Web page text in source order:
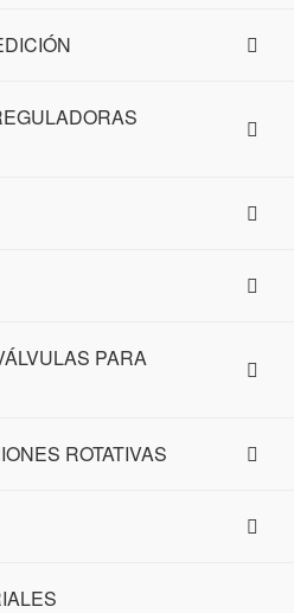
PARA
ROTATIVAS